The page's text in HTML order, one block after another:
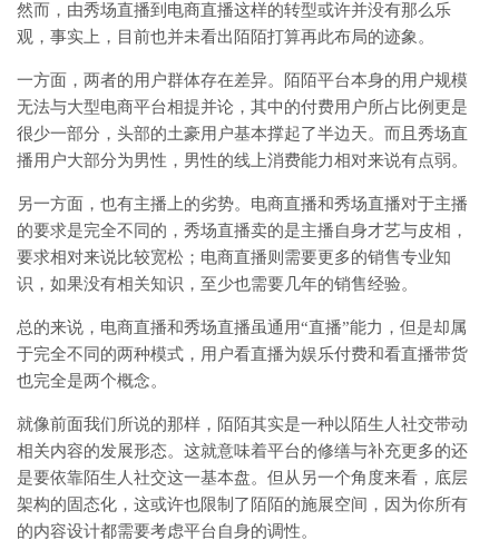
然而，由秀场直播到电商直播这样的转型或许并没有那么乐
观，事实上，目前也并未看出陌陌打算再此布局的迹象。
一方面，两者的用户群体存在差异。陌陌平台本身的用户规模
无法与大型电商平台相提并论，其中的付费用户所占比例更是
很少一部分，头部的土豪用户基本撑起了半边天。而且秀场直
播用户大部分为男性，男性的线上消费能力相对来说有点弱。
另一方面，也有主播上的劣势。电商直播和秀场直播对于主播
的要求是完全不同的，秀场直播卖的是主播自身才艺与皮相，
要求相对来说比较宽松；电商直播则需要更多的销售专业知
识，如果没有相关知识，至少也需要几年的销售经验。
总的来说，电商直播和秀场直播虽通用“直播”能力，但是却属
于完全不同的两种模式，用户看直播为娱乐付费和看直播带货
也完全是两个概念。
就像前面我们所说的那样，陌陌其实是一种以陌生人社交带动
相关内容的发展形态。这就意味着平台的修缮与补充更多的还
是要依靠陌生人社交这一基本盘。但从另一个角度来看，底层
架构的固态化，这或许也限制了陌陌的施展空间，因为你所有
的内容设计都需要考虑平台自身的调性。